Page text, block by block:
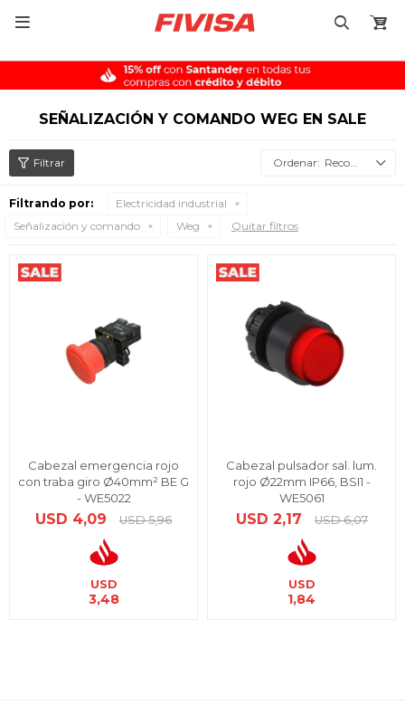

SEÑALIZACIÓN Y COMANDO WEG EN SALE
Recomendados
Filtrando por:
Electricidad industrial
Señalización y comando
Weg Quitar filtros
Cabezal emergencia rojo
con traba giro Ø40mm² BE G
- WE5022
USD 4,09 USD 5,96
USD
3,48
Cabezal pulsador sal. lum.
rojo Ø22mm IP66, BSI1 -
WE5061
USD 2,17 USD 6,07
USD
1,84